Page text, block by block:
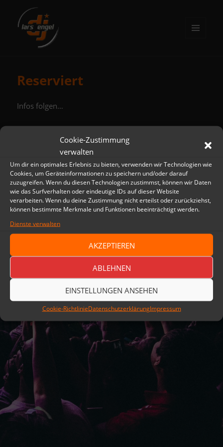
Cookie-Zustimmung
verwalten
Um dir ein optimales Erlebnis zu bieten, verwenden wir Technologien wie
Cookies, um Geräteinformationen zu speichern und/oder darauf
zuzugreifen. Wenn du diesen Technologien zustimmst, können wir Daten
wie das Surfverhalten oder eindeutige IDs auf dieser Website
verarbeiten. Wenn du deine Zustimmung nicht erteilst oder zurückziehst,
können bestimmte Merkmale und Funktionen beeinträchtigt werden.
Dienste verwalten
AKZEPTIEREN
ABLEHNEN
EINSTELLUNGEN ANSEHEN
Cookie-RichtlinieDatenschutzerklärungImpressum
Reserviert
Infos folgen…
Beitragsnavigation
Vorheriger
Beitrag:
Geschlossene Gesellschaft
NÄCHSTER
Nächster
Beitrag:
90er Party
Datenschutzerklärung Stolz präsentiert von WordPress